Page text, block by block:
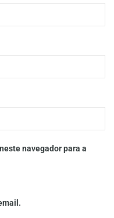
navegador para a